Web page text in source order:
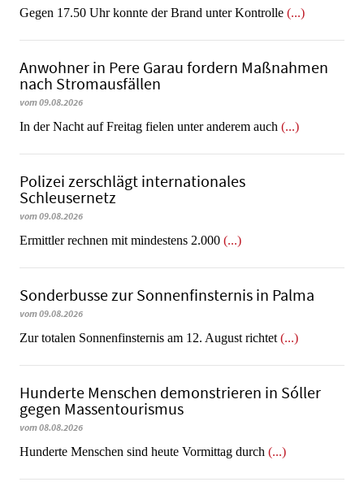
Gegen 17.50 Uhr konnte der Brand unter Kontrolle (...)
Anwohner in Pere Garau fordern Maßnahmen
nach Stromausfällen
vom 09.08.2026
In der Nacht auf Freitag fielen unter anderem auch (...)
Polizei zerschlägt internationales
Schleusernetz
vom 09.08.2026
Ermittler rechnen mit mindestens 2.000 (...)
Sonderbusse zur Sonnenfinsternis in Palma
vom 09.08.2026
Zur totalen Sonnenfinsternis am 12. August richtet (...)
Hunderte Menschen demonstrieren in Sóller
gegen Massentourismus
vom 08.08.2026
Hunderte Menschen sind heute Vormittag durch (...)